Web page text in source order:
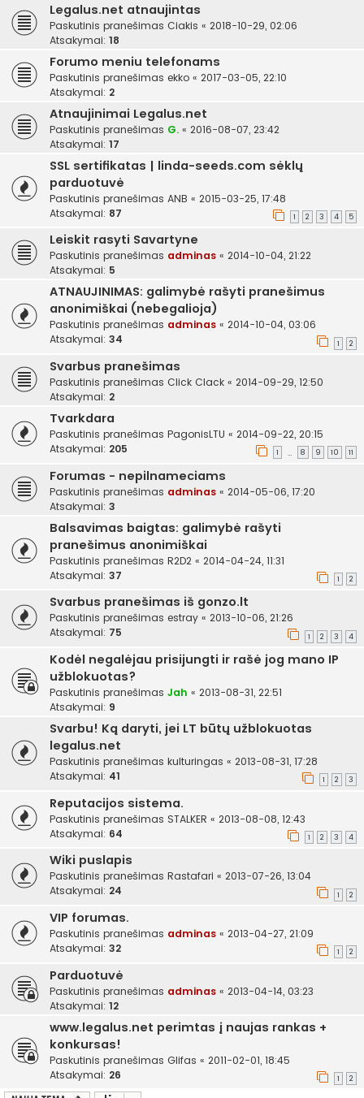
Legalus.net atnaujintas
Paskutinis pranešimas Ciakis « 2018-10-29, 02:06
Atsakymai: 18
Forumo meniu telefonams
Paskutinis pranešimas ekko « 2017-03-05, 22:10
Atsakymai: 2
Atnaujinimai Legalus.net
Paskutinis pranešimas G. « 2016-08-07, 23:42
Atsakymai: 17
SSL sertifikatas | linda-seeds.com sėklų
parduotuvė
Paskutinis pranešimas ANB « 2015-03-25, 17:48
Atsakymai: 87 1 2 3 4 5
Leiskit rasyti Savartyne
Paskutinis pranešimas adminas « 2014-10-04, 21:22
Atsakymai: 5
ATNAUJINIMAS: galimybė rašyti pranešimus
anonimiškai (nebegalioja)
Paskutinis pranešimas adminas « 2014-10-04, 03:06
Atsakymai: 34 1 2
Svarbus pranešimas
Paskutinis pranešimas Click Clack « 2014-09-29, 12:50
Atsakymai: 2
Tvarkdara
Paskutinis pranešimas PagonisLTU « 2014-09-22, 20:15
Atsakymai: 205 1 … 8 9 10 11
Forumas - nepilnameciams
Paskutinis pranešimas adminas « 2014-05-06, 17:20
Atsakymai: 3
Balsavimas baigtas: galimybė rašyti
pranešimus anonimiškai
Paskutinis pranešimas R2D2 « 2014-04-24, 11:31
Atsakymai: 37 1 2
Svarbus pranešimas iš gonzo.lt
Paskutinis pranešimas estray « 2013-10-06, 21:26
Atsakymai: 75 1 2 3 4
Kodėl negalėjau prisijungti ir rašė jog mano IP
užblokuotas?
Paskutinis pranešimas Jah « 2013-08-31, 22:51
Atsakymai: 9
Svarbu! Ką daryti, jei LT būtų užblokuotas
legalus.net
Paskutinis pranešimas kulturingas « 2013-08-31, 17:28
Atsakymai: 41 1 2 3
Reputacijos sistema.
Paskutinis pranešimas STALKER « 2013-08-08, 12:43
Atsakymai: 64 1 2 3 4
Wiki puslapis
Paskutinis pranešimas Rastafari « 2013-07-26, 13:04
Atsakymai: 24 1 2
VIP forumas.
Paskutinis pranešimas adminas « 2013-04-27, 21:09
Atsakymai: 32 1 2
Parduotuvė
Paskutinis pranešimas adminas « 2013-04-14, 03:23
Atsakymai: 12
www.legalus.net perimtas į naujas rankas +
konkursas!
Paskutinis pranešimas Glifas « 2011-02-01, 18:45
Atsakymai: 26 1 2